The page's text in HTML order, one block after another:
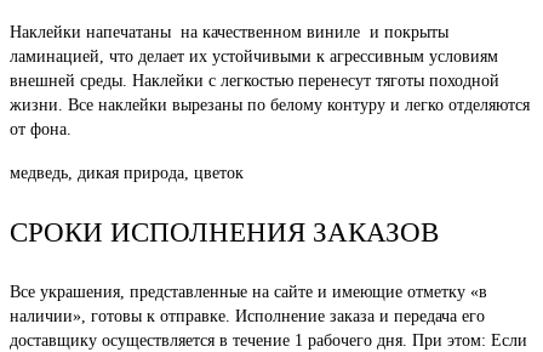
Наклейки напечатаны на качественном виниле и покрыты
ламинацией, что делает их устойчивыми к агрессивным условиям
внешней среды. Наклейки с легкостью перенесут тяготы походной
жизни. Все наклейки вырезаны по белому контуру и легко отделяются
от фона.
медведь, дикая природа, цветок
СРОКИ ИСПОЛНЕНИЯ ЗАКАЗОВ
Все украшения, представленные на сайте и имеющие отметку «в
наличии», готовы к отправке. Исполнение заказа и передача его
доставщику осуществляется в течение 1 рабочего дня. При этом: Если